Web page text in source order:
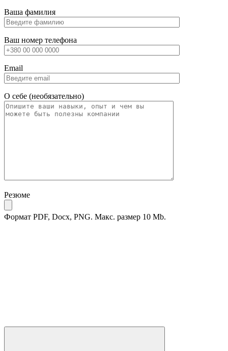
Ваша фамилия
Ваш номер телефона
Email
О себе (необязательно)
Резюме
Формат PDF, Docx, PNG. Макс. размер 10 Mb.